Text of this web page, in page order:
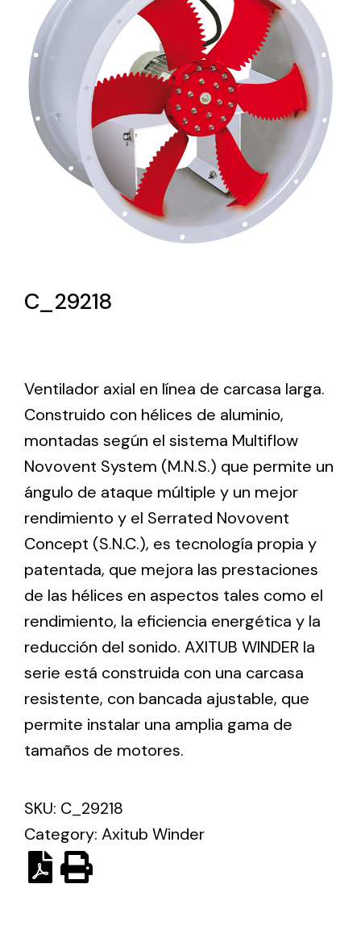
Lighting and Electrical
Equipment
Complete solutions in lighting and electrical
material for each project and need
ventilación industriales
Ventilation
The incorporation of Novovent into the group
meant a greater offer of ventilation products for
different uses
Iluminación Solar
Variedad de soluciones solares para todo tipo
de necesidades.
Variety of solar solutions for all kinds of needs.
C_29218
Ventilador axial en línea de carcasa larga.
Construido con hélices de aluminio,
montadas según el sistema Multiflow
Novovent System (M.N.S.) que permite un
ángulo de ataque múltiple y un mejor
rendimiento y el Serrated Novovent
Concept (S.N.C.), es tecnología propia y
patentada, que mejora las prestaciones
de las hélices en aspectos tales como el
rendimiento, la eficiencia energética y la
reducción del sonido. AXITUB WINDER la
serie está construida con una carcasa
resistente, con bancada ajustable, que
permite instalar una amplia gama de
tamaños de motores.
SKU: C_29218
Category: Axitub Winder